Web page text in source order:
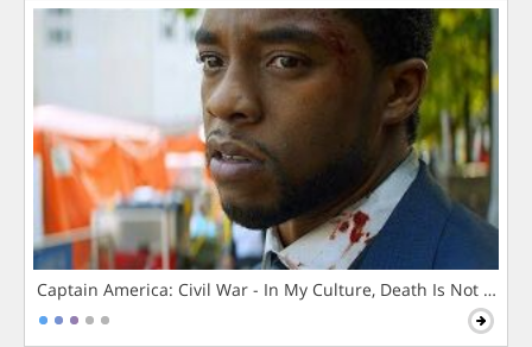
Captain America: Civil War - In My Culture, Death Is Not The